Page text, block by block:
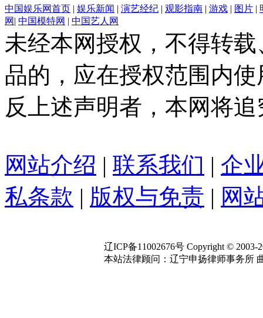
中国娱乐网首页 | 娱乐新闻 | 演艺经纪 | 观影指南 | 游戏 | 图片 |
网 | 中国模特网 | 中国艺人网
未经本网授权，不得转
品的，应在授权范围内
反上述声明者，本网将
网站介绍 | 联系我们 | 企
私条款 | 版权与免责 | 网
辽ICP备11002676号 Copyright © 2003-
本站法律顾问：辽宁申扬律师事务所